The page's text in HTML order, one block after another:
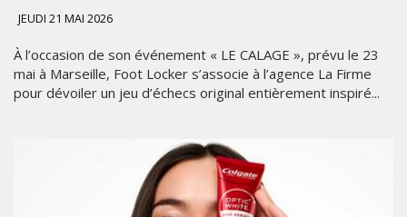
JEUDI 21 MAI 2026
À l’occasion de son événement « LE CALAGE », prévu le 23
mai à Marseille, Foot Locker s’associe à l’agence La Firme
pour dévoiler un jeu d’échecs original entièrement inspiré...